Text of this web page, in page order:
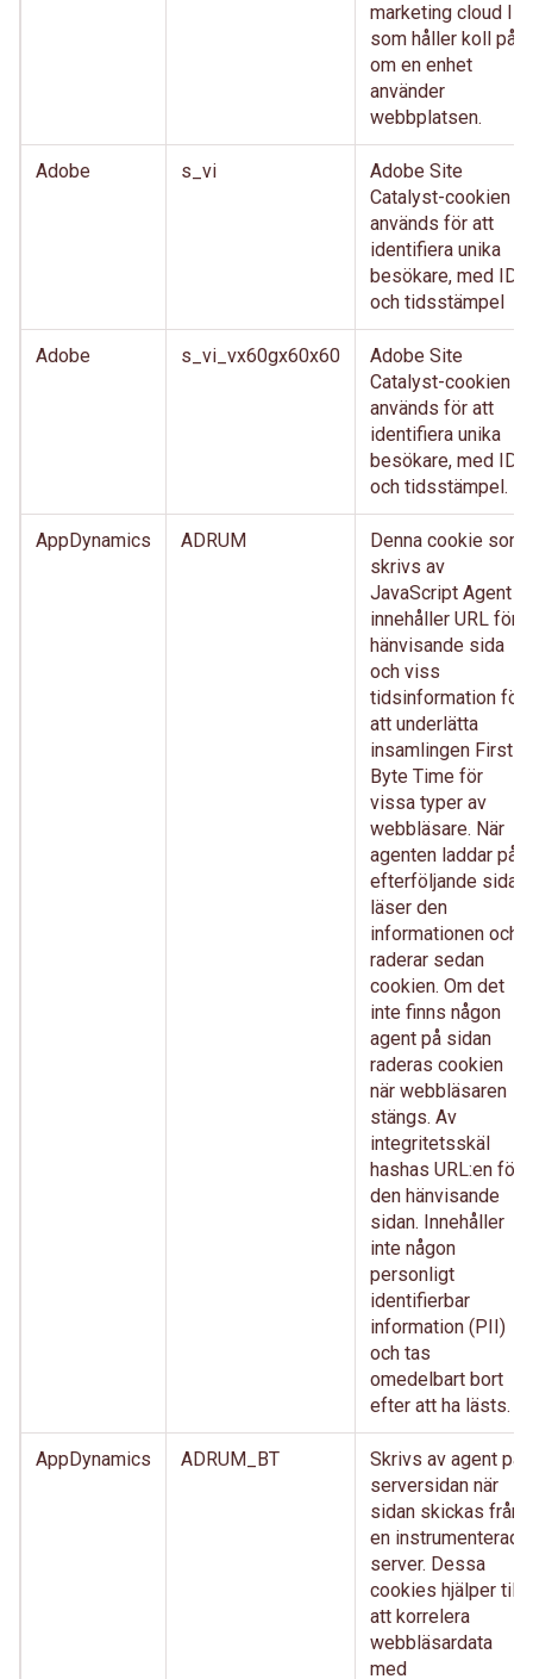
marketing cloud ID,
som håller koll på
om en enhet
använder
webbplatsen.
Adobe s_vi
Adobe Site
Catalyst-cookien
används för att
identifiera unika
besökare, med ID
och tidsstämpel
Adobe s_vi_vx60gx60x60
Adobe Site
Catalyst-cookien
används för att
identifiera unika
besökare, med ID
och tidsstämpel.
AppDynamics ADRUM
Denna cookie som
skrivs av
JavaScript Agent
innehåller URL för
hänvisande sida
och viss
tidsinformation för
att underlätta
insamlingen First
Byte Time för
vissa typer av
webbläsare. När
agenten laddar på
efterföljande sida
läser den
informationen och
raderar sedan
cookien. Om det
inte finns någon
agent på sidan
raderas cookien
när webbläsaren
stängs. Av
integritetsskäl
hashas URL:en för
den hänvisande
sidan. Innehåller
inte någon
personligt
identifierbar
information (PII)
och tas
omedelbart bort
efter att ha lästs.
AppDynamics ADRUM_BT
Skrivs av agent på
serversidan när
sidan skickas från
en instrumenterad
server. Dessa
cookies hjälper till
att korrelera
webbläsardata
med